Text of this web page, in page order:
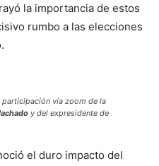
la importancia de estos
rumbo a las elecciones
participación vía zoom de la
y del expresidente de
el duro impacto del